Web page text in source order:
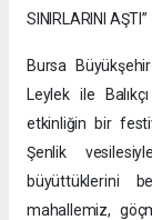
SINIRLARINI AŞTI”
Bursa
Leylek ile
etkinliğin bir
Şenlik
büyüttüklerini
mahallemiz,